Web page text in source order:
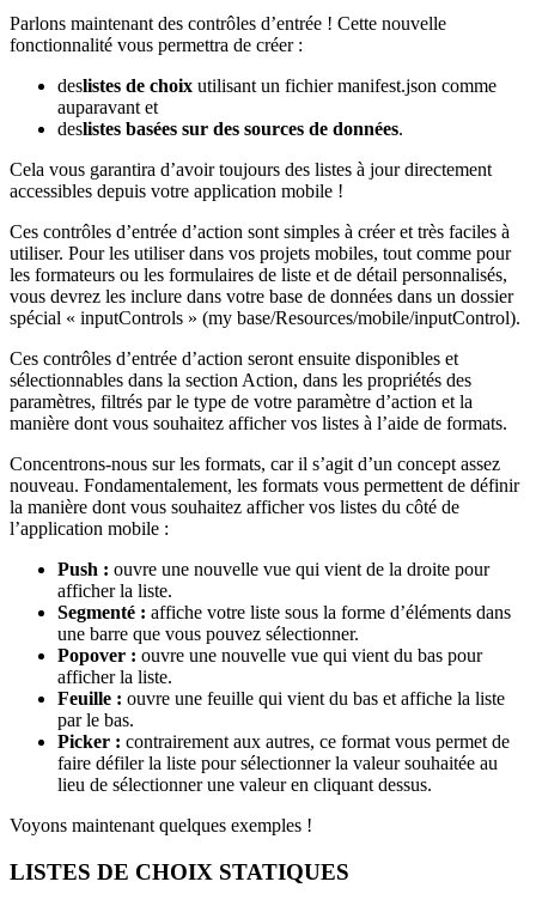
Parlons maintenant des contrôles d’entrée ! Cette nouvelle
fonctionnalité vous permettra de créer :
deslistes de choix utilisant un fichier manifest.json comme
auparavant et
deslistes basées sur des sources de données.
Cela vous garantira d’avoir toujours des listes à jour directement
accessibles depuis votre application mobile !
Ces contrôles d’entrée d’action sont simples à créer et très faciles à
utiliser. Pour les utiliser dans vos projets mobiles, tout comme pour
les formateurs ou les formulaires de liste et de détail personnalisés,
vous devrez les inclure dans votre base de données dans un dossier
spécial « inputControls » (my base/Resources/mobile/inputControl).
Ces contrôles d’entrée d’action seront ensuite disponibles et
sélectionnables dans la section Action, dans les propriétés des
paramètres, filtrés par le type de votre paramètre d’action et la
manière dont vous souhaitez afficher vos listes à l’aide de formats.
Concentrons-nous sur les formats, car il s’agit d’un concept assez
nouveau. Fondamentalement, les formats vous permettent de définir
la manière dont vous souhaitez afficher vos listes du côté de
l’application mobile :
Push : ouvre une nouvelle vue qui vient de la droite pour
afficher la liste.
Segmenté : affiche votre liste sous la forme d’éléments dans
une barre que vous pouvez sélectionner.
Popover : ouvre une nouvelle vue qui vient du bas pour
afficher la liste.
Feuille : ouvre une feuille qui vient du bas et affiche la liste
par le bas.
Picker : contrairement aux autres, ce format vous permet de
faire défiler la liste pour sélectionner la valeur souhaitée au
lieu de sélectionner une valeur en cliquant dessus.
Voyons maintenant quelques exemples !
LISTES DE CHOIX STATIQUES